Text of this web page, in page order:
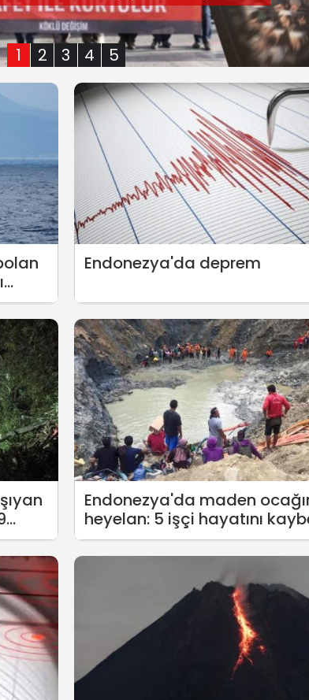
1 2 3 4 5
Endonezya'da deprem
Endonezya'da maden
heyelan: 5 işçi hayatını